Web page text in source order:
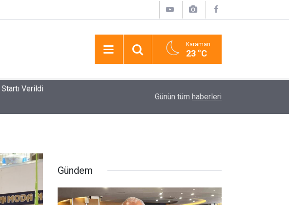
Karaman
23 °C
Lüks Otomobille Kar Maskeli Milyonluk Soygun
Günün tüm haberleri
Gündem